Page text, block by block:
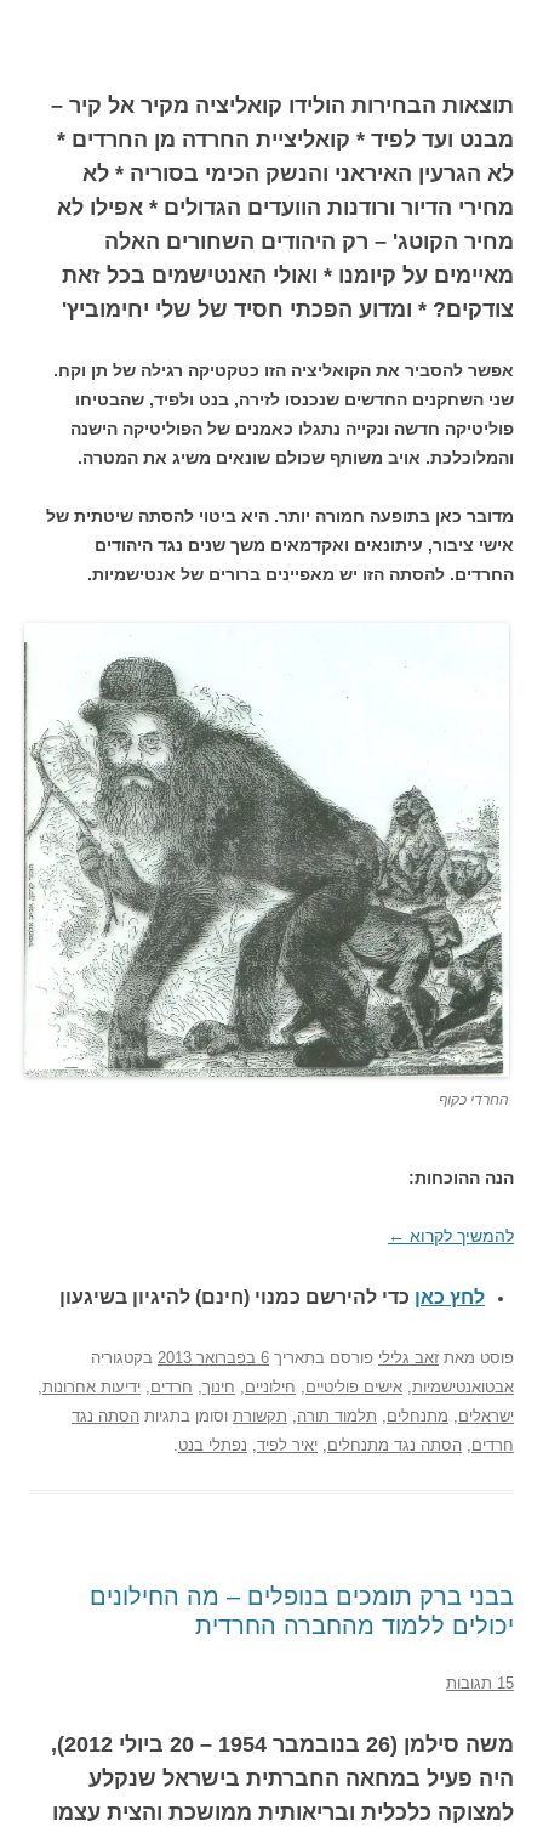
תוצאות הבחירות הולידו קואליציה מקיר אל קיר –
מבנט ועד לפיד * קואליציית החרדה מן החרדים *
לא הגרעין האיראני והנשק הכימי בסוריה * לא
מחירי הדיור ורודנות הוועדים הגדולים * אפילו לא
מחיר הקוטג' – רק היהודים השחורים האלה
מאיימים על קיומנו * ואולי האנטישמים בכל זאת
צודקים? * ומדוע הפכתי חסיד של שלי יחימוביץ'
אפשר להסביר את הקואליציה הזו כטקטיקה רגילה של תן וקח.
שני השחקנים החדשים שנכנסו לזירה, בנט ולפיד, שהבטיחו
פוליטיקה חדשה ונקייה נתגלו כאמנים של הפוליטיקה הישנה
והמלוכלכת. אויב משותף שכולם שונאים משיג את המטרה.
מדובר כאן בתופעה חמורה יותר. היא ביטוי להסתה שיטתית של
אישי ציבור, עיתונאים ואקדמאים משך שנים נגד היהודים
החרדים. להסתה הזו יש מאפיינים ברורים של אנטישמיות.
החרדי כקוף
הנה ההוכחות:
להמשיך לקרוא ←
לחץ כאן כדי להירשם כמנוי (חינם) להיגיון בשיגעון
פוסט מאת זאב גלילי פורסם בתאריך 6 בפברואר 2013
בקטגוריה
אבטואנטישמיות, אישים פוליטיים, חילוניים, חינוך, חרדים, ידיעות אחרונות,
ישראלים, מתנחלים, תלמוד תורה, תקשורת וסומן בתגיות הסתה נגד
חרדים, הסתה נגד מתנחלים, יאיר לפיד, נפתלי בנט.
בבני ברק תומכים בנופלים – מה החילונים
יכולים ללמוד מהחברה החרדית
15 תגובות
משה סילמן (26 בנובמבר 1954 – 20 ביולי 2012),
היה פעיל במחאה החברתית בישראל שנקלע
למצוקה כלכלית ובריאותית ממושכת והצית עצמו